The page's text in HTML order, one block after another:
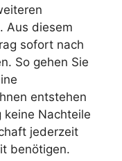
Aus diesem
sofort nach
So gehen Sie
entstehen
Nachteile
jederzeit
benötigen.